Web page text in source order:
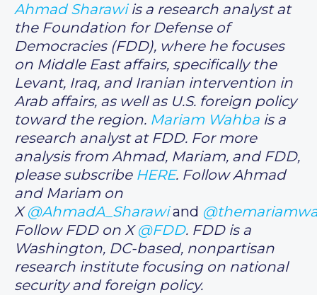
Ahmad Sharawiis a research analyst at
the Foundation for Defense of
Democracies (FDD), where he focuses
on Middle East affairs, specifically the
Levant, Iraq, and Iranian intervention in
Arab affairs, as well as U.S. foreign policy
toward the region. Mariam Wahba is a
research analyst at FDD. For more
analysis from Ahmad, Mariam, and FDD,
please subscribe HERE. Follow Ahmad
and Mariam on
X@AhmadA_Sharawiand
Follow FDD on X@FDD. FDD is a
Washington, DC-based, nonpartisan
research institute focusing on national
security and foreign policy.